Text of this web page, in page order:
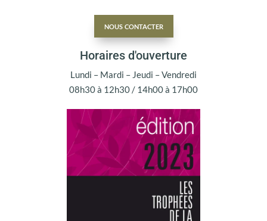
nous contacter
Horaires d'ouverture
Lundi – Mardi – Jeudi – Vendredi
08h30 à 12h30 / 14h00 à 17h00